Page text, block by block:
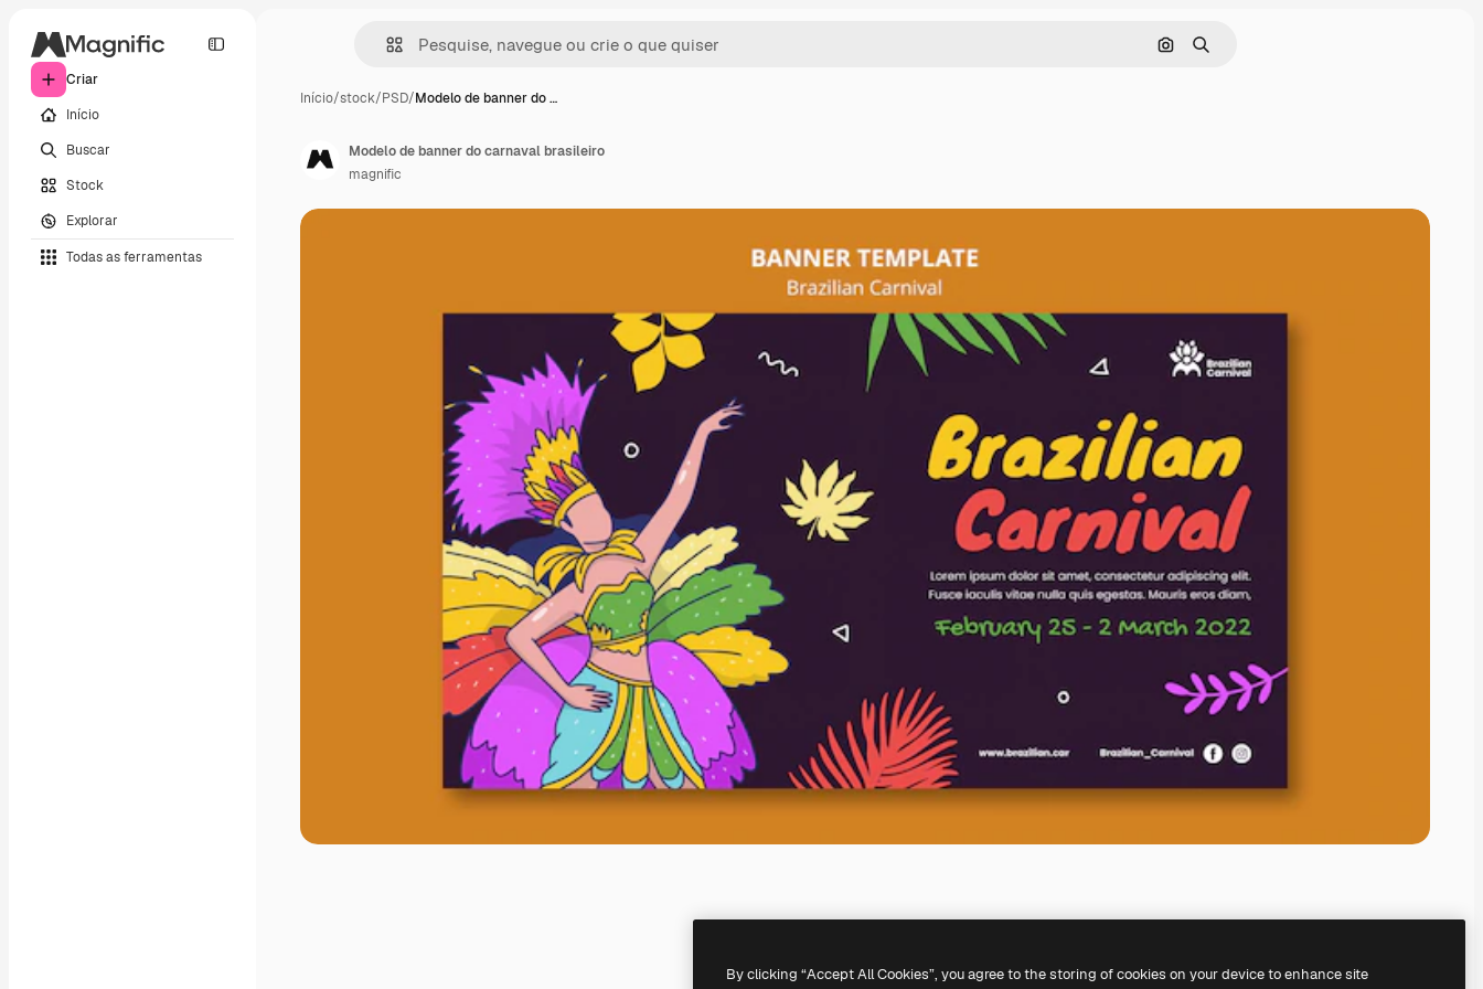
Criar
Início
Buscar
Stock
Explorar
Todas as ferramentas
Pesquisar por imagem
Buscar
Início/stock/PSD/Modelo de banner do …
Modelo de banner do carnaval brasileiro
magnific
By clicking “Accept All Cookies”, you agree to the storing of cookies on your device to enhance site